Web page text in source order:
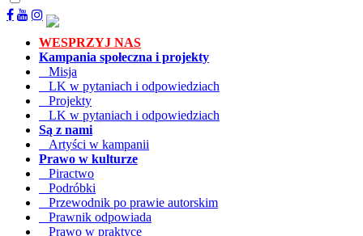
WESPRZYJ NAS
Kampania społeczna i projekty
Misja
LK w pytaniach i odpowiedziach
Projekty
LK w pytaniach i odpowiedziach
Są z nami
Artyści w kampanii
Prawo w kulturze
Piractwo
Podróbki
Przewodnik po prawie autorskim
Prawnik odpowiada
Prawo w praktyce